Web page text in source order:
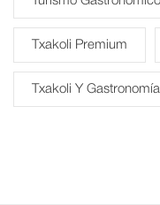
Txakoli Premium
Txakoli Y